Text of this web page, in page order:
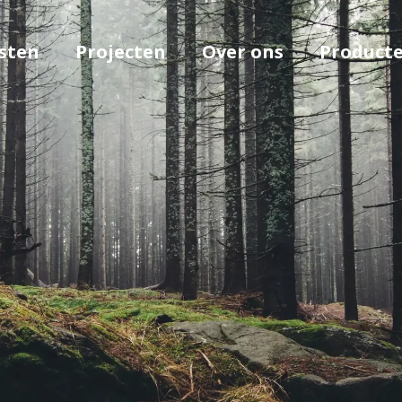
Projecten Over ons